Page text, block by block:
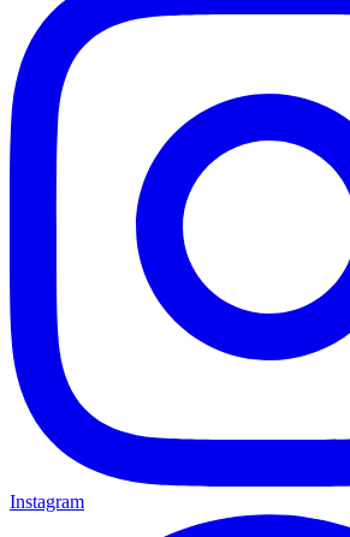
Instagram